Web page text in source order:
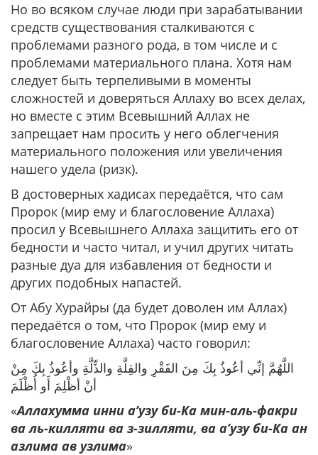
Но во всяком случае люди при зарабатывании
средств существования сталкиваются с
проблемами разного рода, в том числе и с
проблемами материального плана. Хотя нам
следует быть терпеливыми в моменты
сложностей и доверяться Аллаху во всех делах,
но вместе с этим Всевышний Аллах не
запрещает нам просить у него облегчения
материального положения или увеличения
нашего удела (ризк).
В достоверных хадисах передаётся, что сам
Пророк (мир ему и благословение Аллаха)
просил у Всевышнего Аллаха защитить его от
бедности и часто читал, и учил других читать
разные дуа для избавления от бедности и
других подобных напастей.
От Абу Хурайры (да будет доволен им Аллах)
передаётся о том, что Пророк (мир ему и
благословение Аллаха) часто говорил:
اللَّهُمَّ إنِّي أعُوذُ بِكَ مِنَ الفَقْرِ والقِلَّةِ والذِّلَّةِ وأعُوذُ بِكَ مِنْ
أنْ أظْلِمَ أَو أُظْلَمَ
«Аллахумма инни а’узу би-Ка мин-аль-факри
ва ль-килляти ва з-зилляти, ва а’узу би-Ка ан
азлима ав узлима»